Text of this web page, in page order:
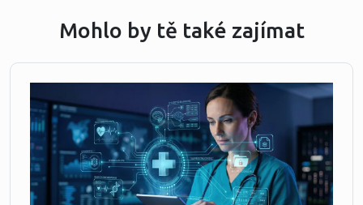
Mohlo by tě také zajímat